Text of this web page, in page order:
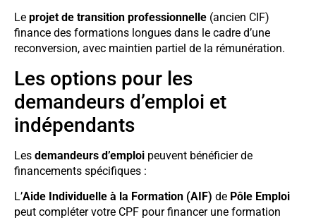
Le projet de transition professionnelle (ancien CIF)
finance des formations longues dans le cadre d’une
reconversion, avec maintien partiel de la rémunération.
Les options pour les
demandeurs d’emploi et
indépendants
Les demandeurs d’emploi peuvent bénéficier de
financements spécifiques :
L’Aide Individuelle à la Formation (AIF) de Pôle Emploi
peut compléter votre CPF pour financer une formation